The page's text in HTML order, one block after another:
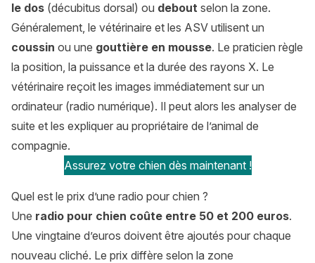
le dos (décubitus dorsal) ou debout selon la zone.
Généralement, le vétérinaire et les ASV utilisent un
coussin ou une gouttière en mousse. Le praticien règle
la position, la puissance et la durée des rayons X. Le
vétérinaire reçoit les images immédiatement sur un
ordinateur (radio numérique). Il peut alors les analyser de
suite et les expliquer au propriétaire de l’animal de
compagnie.
Assurez votre chien dès maintenant !
Quel est le prix d’une radio pour chien ?
Une radio pour chien coûte entre 50 et 200 euros.
Une vingtaine d’euros doivent être ajoutés pour chaque
nouveau cliché. Le prix diffère selon la zone